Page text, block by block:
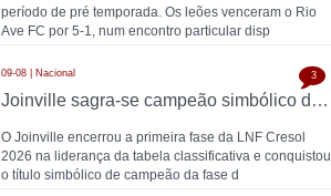
período de pré temporada. Os leões venceram o Rio
Ave FC por 5-1, num encontro particular disp
09-08 | Nacional
Joinville sagra-se campeão simbólico da 1.ª fase da LNF Cresol 2026
O Joinville encerrou a primeira fase da LNF Cresol
2026 na liderança da tabela classificativa e conquistou
o título simbólico de campeão da fase d
3